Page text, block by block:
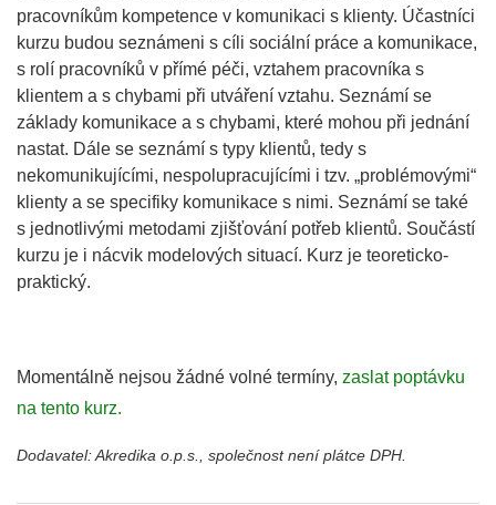
pracovníkům kompetence v komunikaci s klienty. Účastníci
kurzu budou seznámeni s cíli sociální práce a komunikace,
s rolí pracovníků v přímé péči, vztahem pracovníka s
klientem a s chybami při utváření vztahu. Seznámí se
základy komunikace a s chybami, které mohou při jednání
nastat. Dále se seznámí s typy klientů, tedy s
nekomunikujícími, nespolupracujícími i tzv. „problémovými“
klienty a se specifiky komunikace s nimi. Seznámí se také
s jednotlivými metodami zjišťování potřeb klientů. Součástí
kurzu je i nácvik modelových situací. Kurz je teoreticko-
praktický.
Momentálně nejsou žádné volné termíny, zaslat poptávku
na tento kurz.
Dodavatel: Akredika o.p.s., společnost není plátce DPH.